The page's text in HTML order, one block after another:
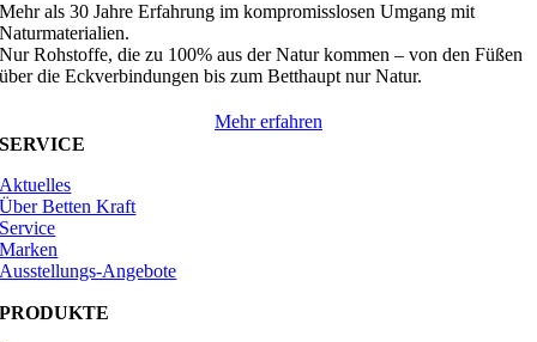
Mehr als 30 Jahre Erfahrung im kompromisslosen Umgang mit
Naturmaterialien.
Nur Rohstoffe, die zu 100% aus der Natur kommen – von den Füßen
über die Eckverbindungen bis zum Betthaupt nur Natur.
Mehr erfahren
SERVICE
Aktuelles
Über Betten Kraft
Service
Marken
Ausstellungs-Angebote
PRODUKTE